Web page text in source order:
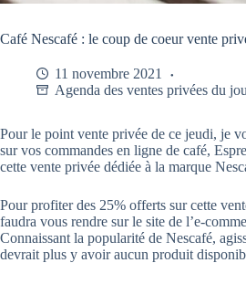
Café Nescafé : le coup de coeur vente
11 novembre 2021
Agenda des ventes privées du
Pour le point vente privée de ce jeudi, je
sur vos commandes en ligne de café,
cette vente privée dédiée à la marque
Pour profiter des 25% offerts sur cette
faudra vous rendre sur le site de l’e-
Connaissant la popularité de Nescafé,
devrait plus y avoir aucun produit